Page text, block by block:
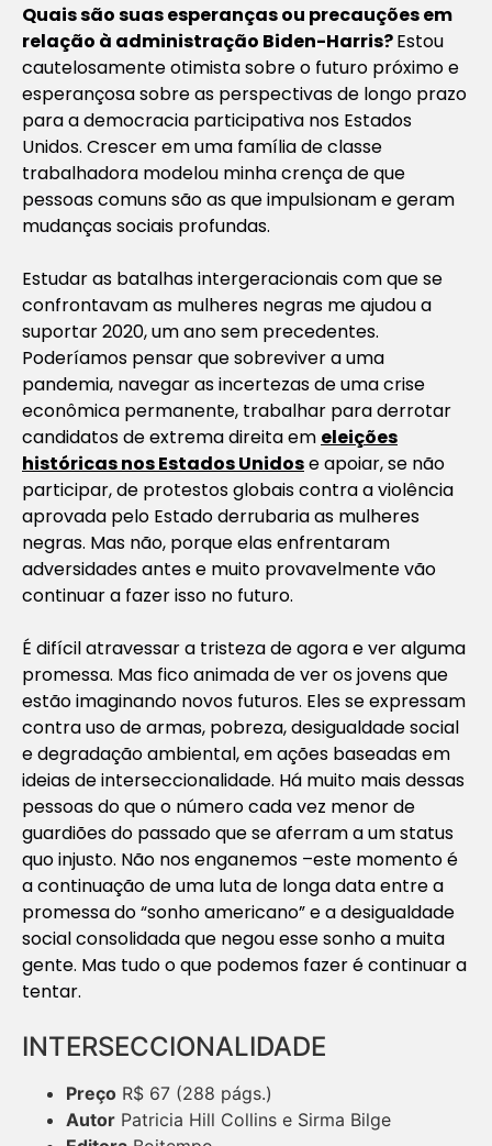
Quais são suas esperanças ou precauções em
relação à administração Biden-Harris?Estou
cautelosamente otimista sobre o futuro próximo e
esperançosa sobre as perspectivas de longo prazo
para a democracia participativa nos Estados
Unidos. Crescer em uma família de classe
trabalhadora modelou minha crença de que
pessoas comuns são as que impulsionam e geram
mudanças sociais profundas.
Estudar as batalhas intergeracionais com que se
confrontavam as mulheres negras me ajudou a
suportar 2020, um ano sem precedentes.
Poderíamos pensar que sobreviver a uma
pandemia, navegar as incertezas de uma crise
econômica permanente, trabalhar para derrotar
candidatos de extrema direita em eleições
históricas nos Estados Unidose apoiar, se não
participar, de protestos globais contra a violência
aprovada pelo Estado derrubaria as mulheres
negras. Mas não, porque elas enfrentaram
adversidades antes e muito provavelmente vão
continuar a fazer isso no futuro.
É difícil atravessar a tristeza de agora e ver alguma
promessa. Mas fico animada de ver os jovens que
estão imaginando novos futuros. Eles se expressam
contra uso de armas, pobreza, desigualdade social
e degradação ambiental, em ações baseadas em
ideias de interseccionalidade. Há muito mais dessas
pessoas do que o número cada vez menor de
guardiões do passado que se aferram a um status
quo injusto. Não nos enganemos –este momento é
a continuação de uma luta de longa data entre a
promessa do “sonho americano” e a desigualdade
social consolidada que negou esse sonho a muita
gente. Mas tudo o que podemos fazer é continuar a
tentar.
INTERSECCIONALIDADE
Preço R$ 67 (288 págs.)
Autor Patricia Hill Collins e Sirma Bilge